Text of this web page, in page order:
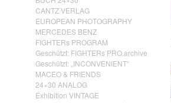
CANTZ VERLAG
EUROPEAN PHOTOGRAPHY
MERCEDES BENZ
FIGHTERs PROGRAM
Geschützt: FIGHTERs PRO.archive
Geschützt: „INCONVENIENT“
MACEO & FRIENDS
24×30 ANALOG
Exhibition VINTAGE